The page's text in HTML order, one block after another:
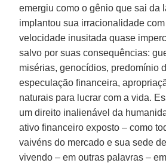
emergiu como o gênio que sai da
implantou sua irracionalidade
velocidade inusitada quase
salvo por suas consequências:
misérias, genocídios, predomínio
especulação financeira,
naturais para lucrar com a vida.
um direito inalienável da
ativo financeiro exposto – como
vaivéns do mercado e sua sede
vivendo – em outras palavras –